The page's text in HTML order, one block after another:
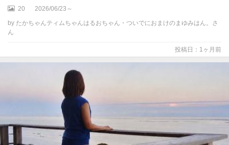
・
め
・
久
20
2026/06/23～
by たかちゃんティムちゃんはるおちゃん・ついでにおまけのまゆみはん。さ
ん
投稿日：1ヶ月前